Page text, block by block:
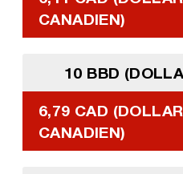
CANADIEN)
10 BBD
6,79 CAD (DOLLAR
CANADIEN)